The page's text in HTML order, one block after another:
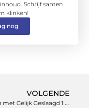
Schrijf samen
klinken!
nog
VOLGENDE
Samen met Gelijk Geslaagd 1 dag auto theorie leren, direct dezelfde dag slagen